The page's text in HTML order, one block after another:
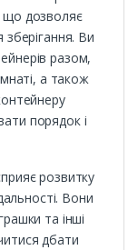
що дозволяє
зберігання. Ви
разом,
а також
порядок і
розвитку
Вони
та інші
дбати